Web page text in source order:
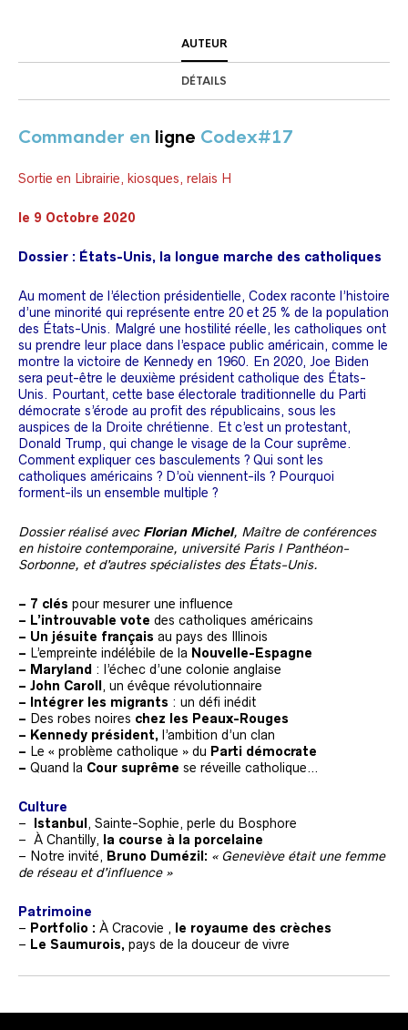
AUTEUR
DÉTAILS
Commander en ligne Codex#17
Sortie en Librairie, kiosques, relais H
le 9 Octobre 2020
Dossier : États-Unis, la longue marche des catholiques
Au moment de l’élection présidentielle, Codex raconte l’histoire
d’une minorité qui représente entre 20 et 25 % de la population
des États-Unis. Malgré une hostilité réelle, les catholiques ont
su prendre leur place dans l’espace public américain, comme le
montre la victoire de Kennedy en 1960. En 2020, Joe Biden
sera peut-être le deuxième président catholique des États-
Unis. Pourtant, cette base électorale traditionnelle du Parti
démocrate s’érode au profit des républicains, sous les
auspices de la Droite chrétienne. Et c’est un protestant,
Donald Trump, qui change le visage de la Cour suprême.
Comment expliquer ces basculements ? Qui sont les
catholiques américains ? D’où viennent-ils ? Pourquoi
forment-ils un ensemble multiple ?
Dossier réalisé avec Florian Michel, Maître de conférences
en histoire contemporaine, université Paris I Panthéon-
Sorbonne, et d’autres spécialistes des États-Unis.
– 7 clés pour mesurer une influence
– L’introuvable vote des catholiques américains
– Un jésuite français au pays des Illinois
– L’empreinte indélébile de la Nouvelle-Espagne
– Maryland : l’échec d’une colonie anglaise
– John Caroll
, un évêque révolutionnaire
– Intégrer les migrants : un défi inédit
– Des robes noires chez les Peaux-Rouges
– Kennedy président, l’ambition d’un clan
– Le « problème catholique » du Parti démocrate
– Quand la Cour suprême se réveille catholique…
Culture
–
Istanbul , Sainte-Sophie, perle du Bosphore
– À Chantilly,
la course à la porcelaine
– Notre invité, Bruno Dumézil: « Geneviève était une femme
de réseau et d’influence »
Patrimoine
– Portfolio : À Cracovie ,
le royaume des crèches
– Le Saumurois, pays de la douceur de vivre